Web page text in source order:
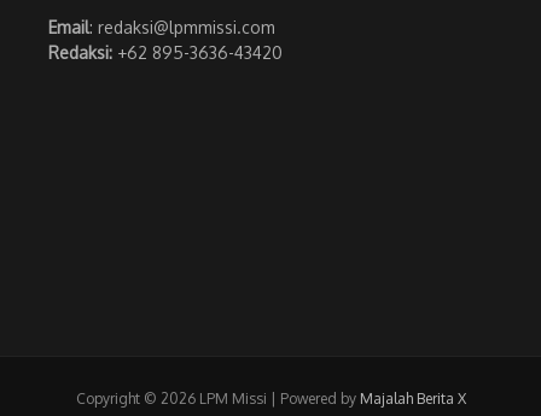
Email: redaksi@lpmmissi.com
Redaksi: +62 895-3636-43420
Copyright © 2026 LPM Missi | Powered by Majalah Berita X